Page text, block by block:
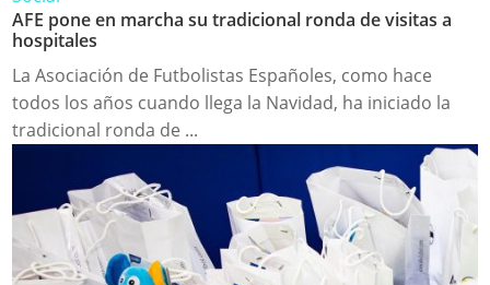
AFE pone en marcha su tradicional ronda de visitas a
hospitales
La Asociación de Futbolistas Españoles, como hace
todos los años cuando llega la Navidad, ha iniciado la
tradicional ronda de ...